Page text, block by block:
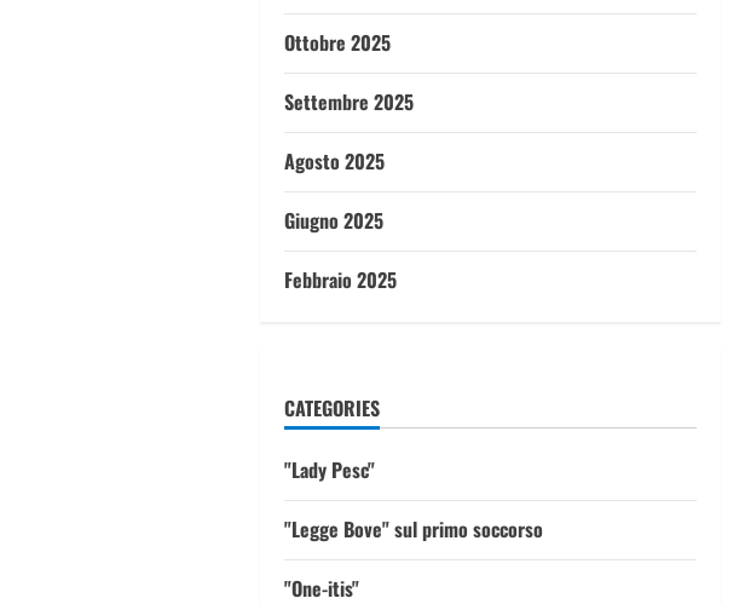
Ottobre 2025
Settembre 2025
Agosto 2025
Giugno 2025
Febbraio 2025
CATEGORIES
"Lady Pesc"
"Legge Bove" sul primo soccorso
"One-itis"